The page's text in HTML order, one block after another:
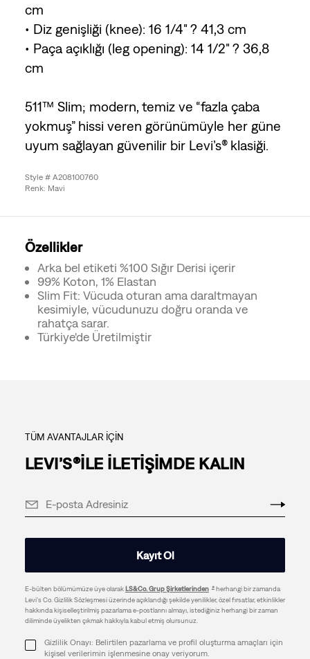
cm
• Diz genişliği (knee): 16 1/4" ? 41,3 cm
• Paça açıklığı (leg opening): 14 1/2" ? 36,8
cm
511™ Slim; modern, temiz ve “fazla çaba
yokmuş” hissi veren görünümüyle her güne
uyum sağlayan güvenilir bir Levi’s® klasiği.
Style # A208100760
Renk: Mavi
Özellikler
Arka bel etiketi %100 Sığır Derisi içerir
99% Koton, 1% Elastan
Slim Fit: Vücuda oturan ama daraltmayan
kesimiyle, vücudunuzu doğru oranda ve
rahatça sarar.
Türkiye'de Üretilmiştir
TÜM AVANTAJLAR İÇİN
LEVI’S®İLE İLETİŞİMDE KALIN
Kayıt Ol
E-bülten bölümümüze üye olarakLS&Co. Grup Şirketlerinden
herhangi bir zamanda
Levi's Co. Gizlilik Sözleşmesi üzerinde açıklandığı şekilde yenilikler, özel fırsatlar, etkinlikler
hakkında kişiselleştirilmiş pazarlama e-postlarını almayı, istediğiniz herhangi bir zaman
diliminde üyelikten çıkmak hakkıyla kabul etmiş olursunuz.
Gizlilik Onayı: Belirtilen pazarlama ve profil oluşturma amaçları için
kişisel verilerimin işlenmesine onay veriyorum.